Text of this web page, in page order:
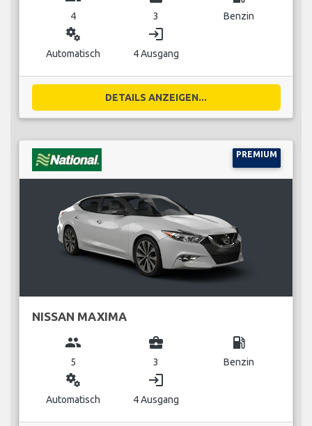
4 3 Benzin
miscellaneous_services
Automatisch
login
4 Ausgang
DETAILS ANZEIGEN...
PREMIUM
NISSAN MAXIMA
group
5
business_center
3
local_gas_station
Benzin
miscellaneous_services
Automatisch
login
4 Ausgang